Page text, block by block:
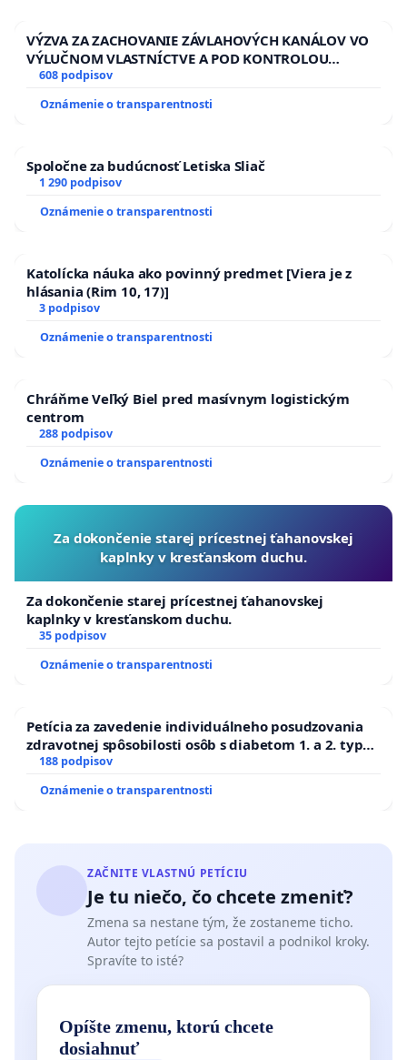
VÝZVA ZA ZACHOVANIE ZÁVLAHOVÝCH KANÁLOV VO
VÝLUČNOM VLASTNÍCTVE A POD KONTROLOU
SLOVENSKEJ REPUBLIKY & žiadosť na riešenie
zanedbaného stavu závlahových a odvodňovacích
kanálov na Slovensku
608 podpisov
Oznámenie o transparentnosti
Spoločne za budúcnosť Letiska Sliač
1 290 podpisov
Oznámenie o transparentnosti
Katolícka náuka ako povinný predmet [Viera je z
hlásania (Rim 10, 17)]
3 podpisov
Oznámenie o transparentnosti
Chráňme Veľký Biel pred masívnym logistickým
centrom
288 podpisov
Oznámenie o transparentnosti
Za dokončenie starej prícestnej ťahanovskej
kaplnky v kresťanskom duchu.
Za dokončenie starej prícestnej ťahanovskej
kaplnky v kresťanskom duchu.
35 podpisov
Oznámenie o transparentnosti
Petícia za zavedenie individuálneho posudzovania
zdravotnej spôsobilosti osôb s diabetom 1. a 2. typu
pri prijímaní do Policajného zboru SR
188 podpisov
Oznámenie o transparentnosti
ZAČNITE VLASTNÚ PETÍCIU
Je tu niečo, čo chcete zmeniť?
Zmena sa nestane tým, že zostaneme ticho.
Autor tejto petície sa postavil a podnikol kroky.
Spravíte to isté?
Opíšte zmenu, ktorú chcete
dosiahnuť